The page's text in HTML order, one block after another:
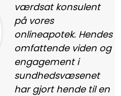
værdsat konsulent
på vores
onlineapotek. Hendes
omfattende viden og
engagement i
sundhedsvæsenet
har gjort hende til en